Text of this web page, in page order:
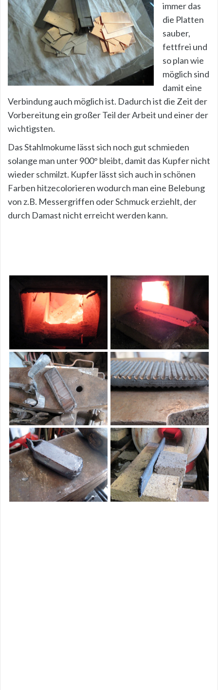
immer das
die Platten
sauber,
fettfrei und
so plan wie
möglich sind
damit eine
Verbindung auch möglich ist. Dadurch ist die Zeit der
Vorbereitung ein großer Teil der Arbeit und einer der
wichtigsten.
Das Stahlmokume lässt sich noch gut schmieden
solange man unter 900° bleibt, damit das Kupfer nicht
wieder schmilzt. Kupfer lässt sich auch in schönen
Farben hitzecolorieren wodurch man eine Belebung
von z.B. Messergriffen oder Schmuck erziehlt, der
durch Damast nicht erreicht werden kann.